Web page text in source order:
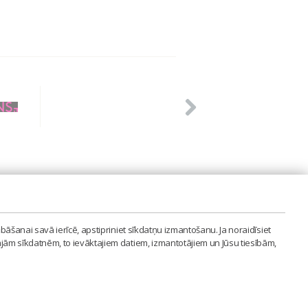
savā ierīcē, apstipriniet sīkdatņu izmantošanu. Ja noraidīsiet
sīkdatnēm, to ievāktajiem datiem, izmantotājiem un Jūsu tiesībām,